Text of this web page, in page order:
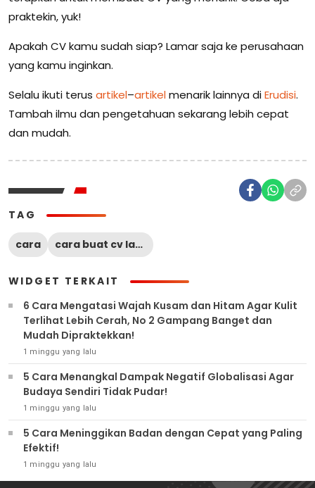
praktekin, yuk!
Apakah CV kamu sudah siap? Lamar saja ke perusahaan
yang kamu inginkan.
Selalu ikuti terus artikel–artikelmenarik lainnya diErudisi.
Tambah ilmu dan pengetahuan sekarang lebih cepat
dan mudah.
TAG
cara cara buat cv lamaran kerja
WIDGET TERKAIT
6 Cara Mengatasi Wajah Kusam dan Hitam Agar Kulit
Terlihat Lebih Cerah, No 2 Gampang Banget dan
Mudah Dipraktekkan!
1 minggu yang lalu
5 Cara Menangkal Dampak Negatif Globalisasi Agar
Budaya Sendiri Tidak Pudar!
1 minggu yang lalu
5 Cara Meninggikan Badan dengan Cepat yang Paling
Efektif!
1 minggu yang lalu